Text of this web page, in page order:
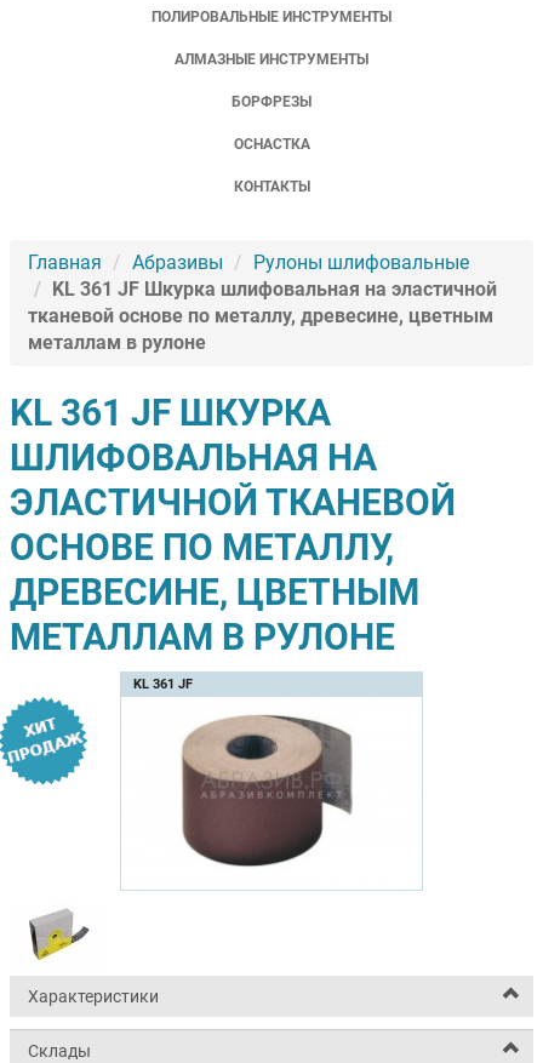
ПОЛИРОВАЛЬНЫЕ ИНСТРУМЕНТЫ
АЛМАЗНЫЕ ИНСТРУМЕНТЫ
БОРФРЕЗЫ
ОСНАСТКА
КОНТАКТЫ
Главная Абразивы
Рулоны шлифовальные
KL 361 JF Шкурка шлифовальная на эластичной
тканевой основе по металлу, древесине, цветным
металлам в рулоне
KL 361 JF ШКУРКА
ШЛИФОВАЛЬНАЯ НА
ЭЛАСТИЧНОЙ ТКАНЕВОЙ
ОСНОВЕ ПО МЕТАЛЛУ,
ДРЕВЕСИНЕ, ЦВЕТНЫМ
МЕТАЛЛАМ В РУЛОНЕ
KL 361 JF
Характеристики
Склады